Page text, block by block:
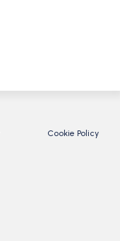
Cookie Policy